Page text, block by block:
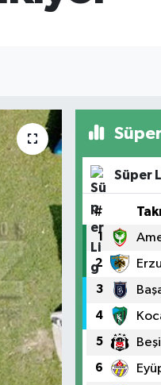
Süper
#
1
2
3
4
5
6